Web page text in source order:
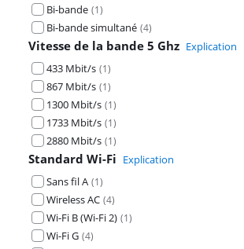
Bi-bande (1)
Bi-bande simultané (4)
Vitesse de la bande 5 Ghz Explication
433 Mbit/s (1)
867 Mbit/s (1)
1300 Mbit/s (1)
1733 Mbit/s (1)
2880 Mbit/s (1)
Standard Wi-Fi Explication
Sans fil A (1)
Wireless AC (4)
Wi-Fi B (Wi-Fi 2) (1)
Wi-Fi G (4)